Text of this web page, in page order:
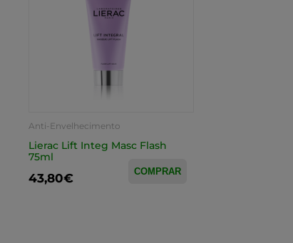
Anti-Envelhecimento
Lierac Lift Integ Masc Flash
75ml
43,80€ COMPRAR